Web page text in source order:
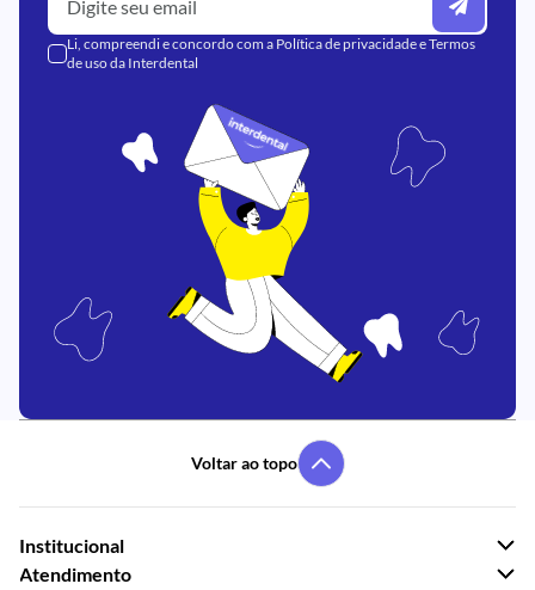
Li, compreendi e concordo com a Política de privacidadeeTermos
de usoda Interdental
Voltar ao topo
Institucional
Atendimento